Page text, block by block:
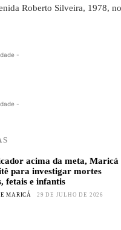
Roberto Silveira, 1978, no
-
-
acima da meta, Maricá
para investigar mortes
fetais e infantis
MARICÁ 29 DE JULHO DE 2026